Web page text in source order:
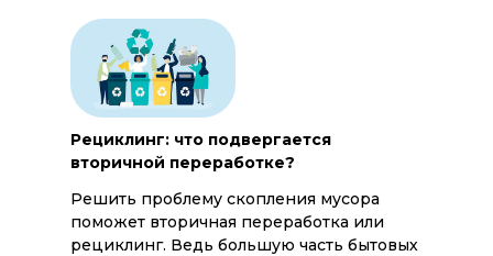
Рециклинг: что подвергается
вторичной переработке?
Решить проблему скопления мусора
поможет вторичная переработка или
рециклинг. Ведь большую часть бытовых